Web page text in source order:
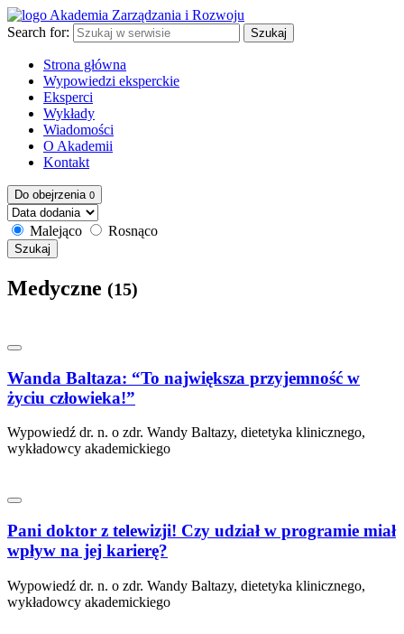
Search for: Szukaj
Strona główna
Wypowiedzi eksperckie
Eksperci
Wykłady
Wiadomości
O Akademii
Kontakt
Do obejrzenia 0
Malejąco Rosnąco
Szukaj
Medyczne (15)
Wanda Baltaza: “To największa przyjemność w
życiu człowieka!”
Wypowiedź dr. n. o zdr. Wandy Baltazy, dietetyka klinicznego,
wykładowcy akademickiego
Pani doktor z telewizji! Czy udział w programie miał
wpływ na jej karierę?
Wypowiedź dr. n. o zdr. Wandy Baltazy, dietetyka klinicznego,
wykładowcy akademickiego